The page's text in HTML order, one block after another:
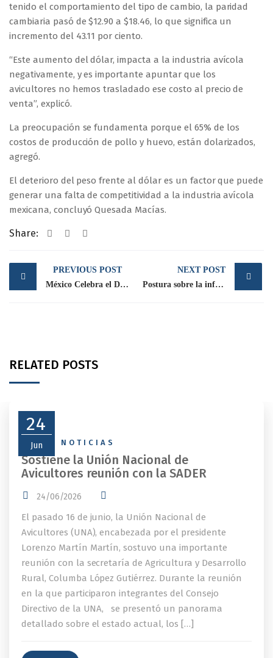
tenido el comportamiento del tipo de cambio, la paridad
cambiaria pasó de $12.90 a $18.46, lo que significa un
incremento del 43.11 por ciento.
“Este aumento del dólar, impacta a la industria avícola
negativamente, y es importante apuntar que los
avicultores no hemos trasladado ese costo al precio de
venta”, explicó.
La preocupación se fundamenta porque el 65% de los
costos de producción de pollo y huevo, están dolarizados,
agregó.
El deterioro del peso frente al dólar es un factor que puede
generar una falta de competitividad a la industria avícola
mexicana, concluyó Quesada Macías.
Share:
Post
navigation
PREVIOUS POST
México Celebra el Día Mundial del Huevo 2016: César Quesada Macías
NEXT POST
Postura sobre la información emitida por la Comisión Federal de Competencia Económica (COFECE)
RELATED POSTS
24
Jun
NEWS NOTICIAS
Sostiene la Unión Nacional de
Avicultores reunión con la SADER
24/06/2026
El pasado 16 de junio, la Unión Nacional de
Avicultores (UNA), encabezada por el presidente
Lorenzo Martín Martín, sostuvo una importante
reunión con la secretaría de Agricultura y Desarrollo
Rural, Columba López Gutiérrez. Durante la reunión
en la que participaron integrantes del Consejo
Directivo de la UNA, se presentó un panorama
detallado sobre el estado actual, los […]